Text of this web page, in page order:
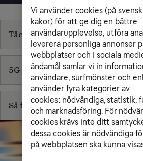
Täckning och drift
5G från Tele2
Så fungerar nätet
Vi använder cookies (på
kakor) för att ge dig en bättre
användarupplevelse, utföra
leverera personliga annonser
webbplatser och i sociala
ändamål samlar vi in
användare, surfmönster och
använder fyra kategorier av
cookies: nödvändiga, statistik,
och marknadsföring. För
cookies krävs inte ditt
dessa cookies är nödvändiga
på webbplatsen ska kunna